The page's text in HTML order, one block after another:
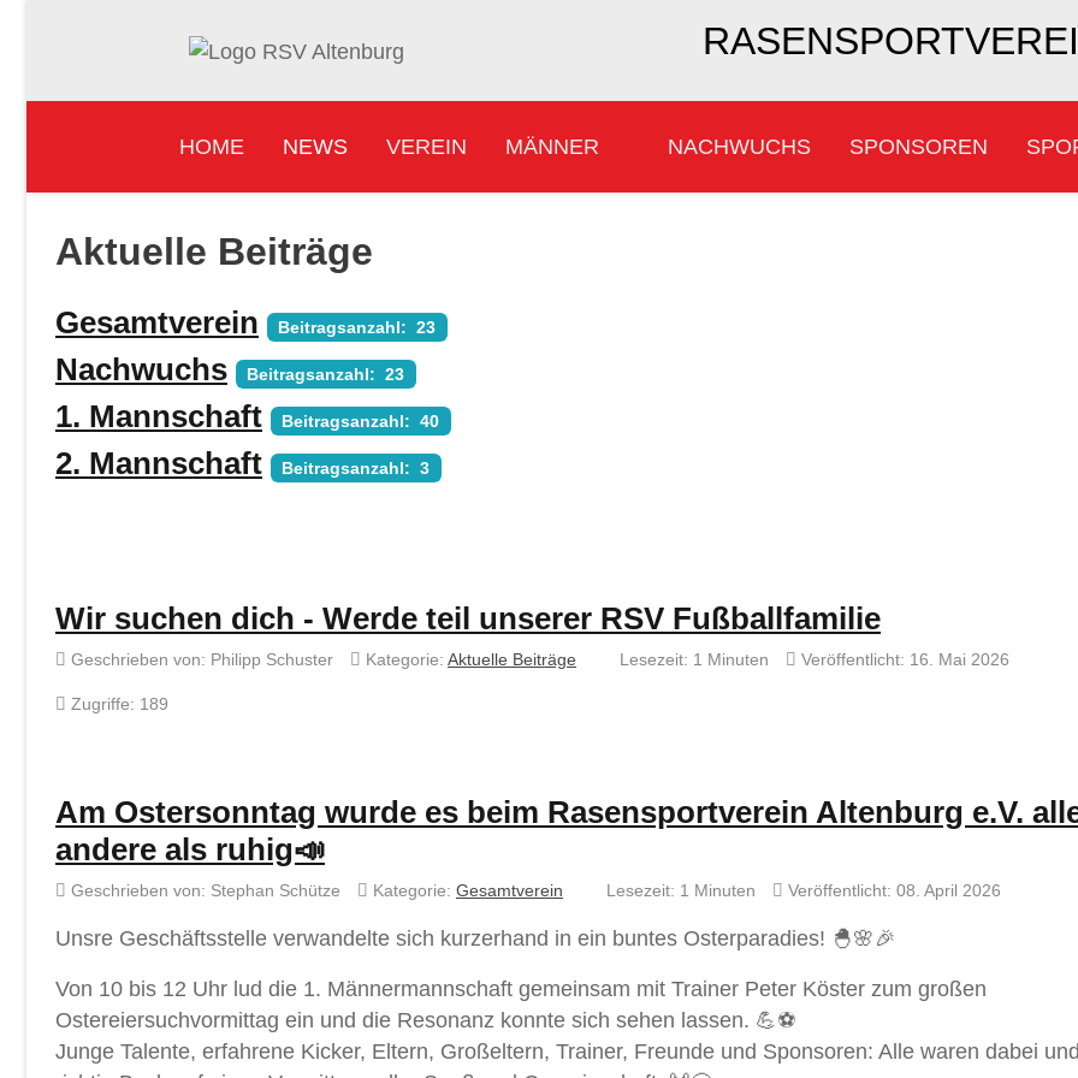
HOME NEWS VEREIN MÄNNER NACHWUCHS SPONSOREN
Aktuelle Beiträge
Gesamtverein Beitragsanzahl: 23
Nachwuchs Beitragsanzahl: 23
1. Mannschaft Beitragsanzahl: 40
2. Mannschaft Beitragsanzahl: 3
Wir suchen dich - Werde teil unserer RSV Fußballfamilie
Geschrieben von: Philipp Schuster Kategorie: Aktuelle Beiträge Lesezeit: 1 Minuten Veröffentlicht: 16. Mai 2026
Zugriffe: 189
Am Ostersonntag wurde es beim Rasensportverein Altenburg e.V.
andere als ruhig📣
Geschrieben von: Stephan Schütze Kategorie: Gesamtverein Lesezeit: 1 Minuten Veröffentlicht: 08. April 2026
Unsre Geschäftsstelle verwandelte sich kurzerhand in ein buntes Osterparadies! 🐣🌸🎉
Von 10 bis 12 Uhr lud die 1. Männermannschaft gemeinsam mit Trainer Peter Köster zum großen
Ostereiersuchvormittag ein und die Resonanz konnte sich sehen lassen. 💪⚽
Junge Talente, erfahrene Kicker, Eltern, Großeltern, Trainer, Freunde und Sponsoren: Alle waren dabei